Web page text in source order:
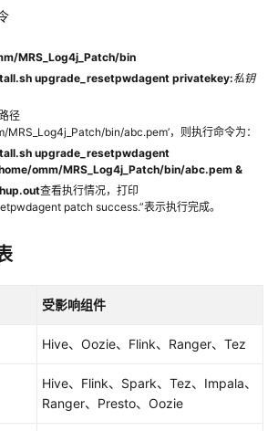
MRS_Log4j_Patch/bin
upgrade_resetpwdagent privatekey:私钥
径
MRS_Log4j_Patch/bin/abc.pem’，则执行命令为：
upgrade_resetpwdagent
omm/MRS_Log4j_Patch/bin/abc.pem &
查看执行情况，打印
patch success.”表示执行完成。
受影响组件
Hive、Oozie、Flink、Ranger、Tez
Hive、Flink、Spark、Tez、Impala、
Ranger、Presto、Oozie